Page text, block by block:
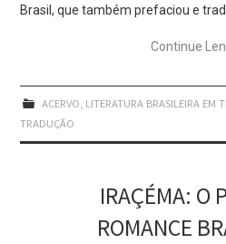
Brasil, que também prefaciou e
Continue
ACERVO, LITERATURA BRASILEIRA EM
TRADUÇÃO
IRAÇÉMA: O
ROMANCE